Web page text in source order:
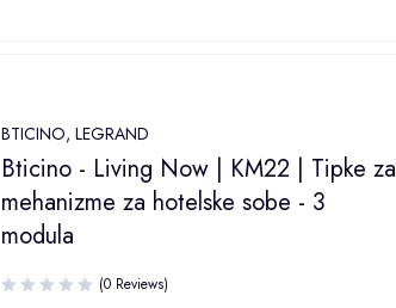
BTICINO,LEGRAND
Bticino - Living Now | KM22 | Tipke za
mehanizme za hotelske sobe - 3
modula
(0 Reviews)